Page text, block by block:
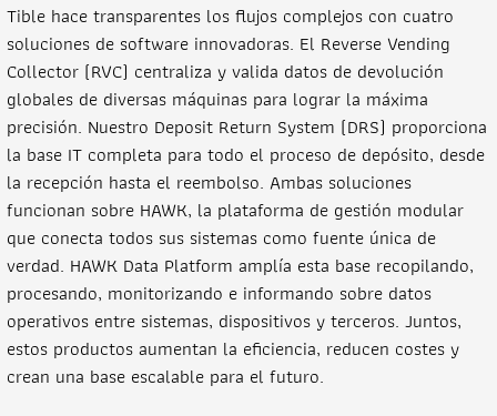
Tible hace transparentes los flujos complejos con cuatro
soluciones de software innovadoras. El Reverse Vending
Collector (RVC) centraliza y valida datos de devolución
globales de diversas máquinas para lograr la máxima
precisión. Nuestro Deposit Return System (DRS) proporciona
la base IT completa para todo el proceso de depósito, desde
la recepción hasta el reembolso. Ambas soluciones
funcionan sobre HAWK, la plataforma de gestión modular
que conecta todos sus sistemas como fuente única de
verdad. HAWK Data Platform amplía esta base recopilando,
procesando, monitorizando e informando sobre datos
operativos entre sistemas, dispositivos y terceros. Juntos,
estos productos aumentan la eficiencia, reducen costes y
crean una base escalable para el futuro.